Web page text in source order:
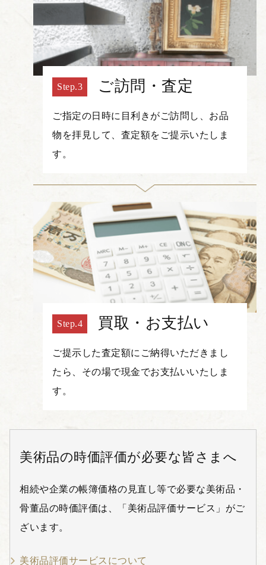
ご訪問・査定
ご指定の日時に目利きがご訪問し、お品
物を拝見して、査定額をご提示いたしま
す。
買取・お支払い
ご提示した査定額にご納得いただきまし
たら、その場で現金でお支払いいたしま
す。
美術品の時価評価が必要な皆さまへ
相続や企業の帳簿価格の見直し等で必要な美術品・
骨董品の時価評価は、「美術品評価サービス」がご
ざいます。
美術品評価サービスについて